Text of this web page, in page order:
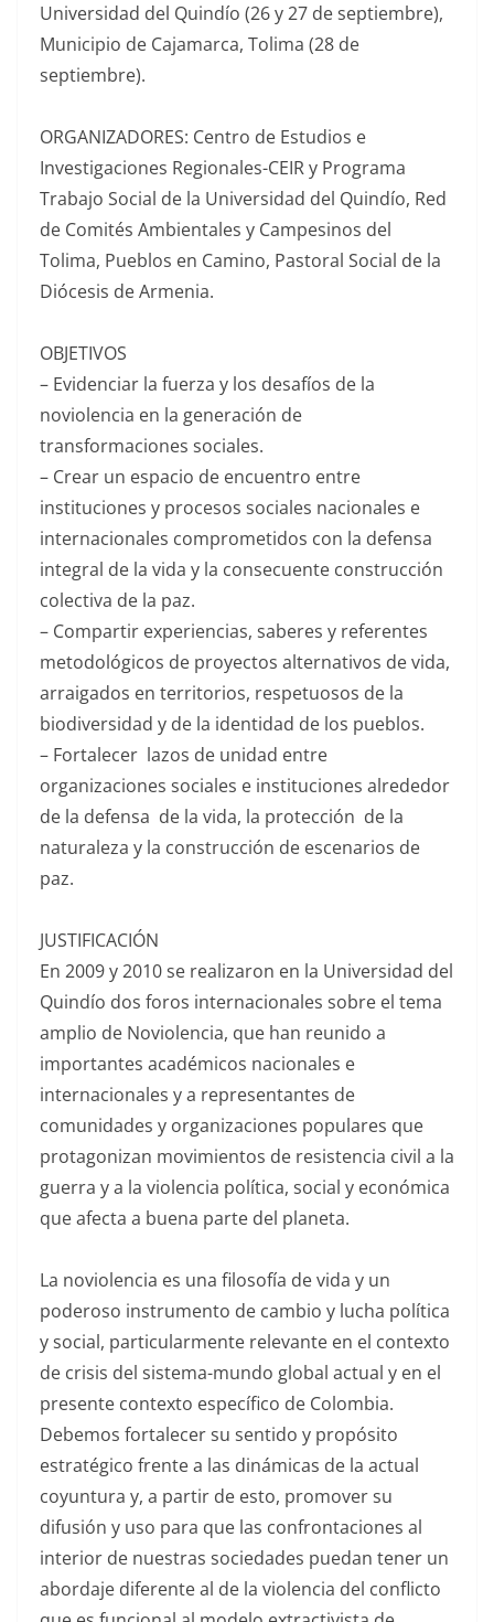
Universidad del Quindío (26 y 27 de septiembre),
Municipio de Cajamarca, Tolima (28 de
septiembre).
ORGANIZADORES: Centro de Estudios e
Investigaciones Regionales-CEIR y Programa
Trabajo Social de la Universidad del Quindío, Red
de Comités Ambientales y Campesinos del
Tolima, Pueblos en Camino, Pastoral Social de la
Diócesis de Armenia.
OBJETIVOS
– Evidenciar la fuerza y los desafíos de la
noviolencia en la generación de
transformaciones sociales.
– Crear un espacio de encuentro entre
instituciones y procesos sociales nacionales e
internacionales comprometidos con la defensa
integral de la vida y la consecuente construcción
colectiva de la paz.
– Compartir experiencias, saberes y referentes
metodológicos de proyectos alternativos de vida,
arraigados en territorios, respetuosos de la
biodiversidad y de la identidad de los pueblos.
– Fortalecer lazos de unidad entre
organizaciones sociales e instituciones alrededor
de la defensa de la vida, la protección de la
naturaleza y la construcción de escenarios de
paz.
JUSTIFICACIÓN
En 2009 y 2010 se realizaron en la Universidad del
Quindío dos foros internacionales sobre el tema
amplio de Noviolencia, que han reunido a
importantes académicos nacionales e
internacionales y a representantes de
comunidades y organizaciones populares que
protagonizan movimientos de resistencia civil a la
guerra y a la violencia política, social y económica
que afecta a buena parte del planeta.
La noviolencia es una filosofía de vida y un
poderoso instrumento de cambio y lucha política
y social, particularmente relevante en el contexto
de crisis del sistema-mundo global actual y en el
presente contexto específico de Colombia.
Debemos fortalecer su sentido y propósito
estratégico frente a las dinámicas de la actual
coyuntura y, a partir de esto, promover su
difusión y uso para que las confrontaciones al
interior de nuestras sociedades puedan tener un
abordaje diferente al de la violencia del conflicto